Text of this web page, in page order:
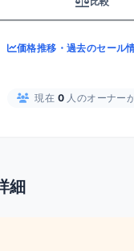
価格推移・過去のセール
現在 0 人のオーナー
細